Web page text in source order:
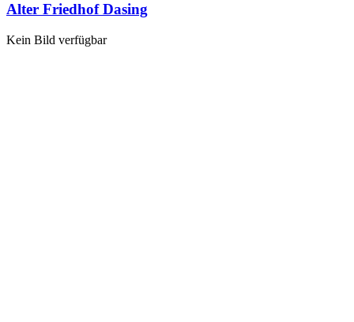
Alter Friedhof Dasing
Kein Bild verfügbar